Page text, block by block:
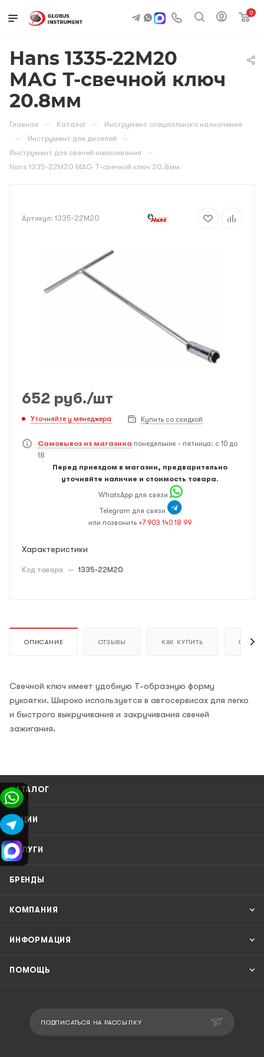
0
Hans 1335-22M20
MAG Т-свечной ключ
20.8мм
Главная — Каталог — Инструмент специального назначения
— Инструмент для дизелей —
Инструмент для свечей накаливания —
Hans 1335-22M20 MAG Т-свечной ключ 20.8мм
Артикул: 1335-22M20
652 руб./шт
Уточняйте у менеджера Купить со скидкой
Самовывоз из магазина понедельник - пятница: с 10 до
18
Перед приездом в магазин, предварительно
уточняйте наличие и стоимость товара.
WhatsApp для связи
Telegram для связи
или позвонить +7 903 140 18 99
Характеристики
Код товара — 1335-22M20
ОПИСАНИЕ ОТЗЫВЫ КАК КУПИТЬ ОПЛАТА
Свечной ключ имеет удобную Т-образную форму
рукоятки. Широко используется в автосервисах для легко
и быстрого выкручивания и закручивания свечей
зажигания.
КАТАЛОГ
АКЦИИ
УСЛУГИ
БРЕНДЫ
КОМПАНИЯ
ИНФОРМАЦИЯ
ПОМОЩЬ
ПОДПИСАТЬСЯ НА РАССЫЛКУ